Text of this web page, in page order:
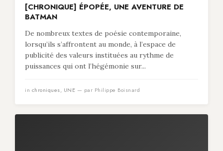
[CHRONIQUE] ÉPOPÉE, UNE AVENTURE DE
BATMAN
De nombreux textes de poésie contemporaine,
lorsqu’ils s’affrontent au monde, à l’espace de
publicité des valeurs instituées au rythme de
puissances qui ont l’hégémonie sur...
in chroniques, UNE — par Philippe Boisnard